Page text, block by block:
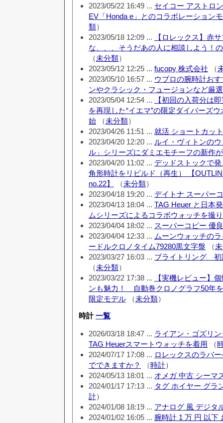
2023/05/22 16:49 ... セイコー アストロ
EV「Honda e」とのコラボレーション
類）
2023/05/18 12:09 ...
【ロレックス】赤
な、、、そうだあの人に相談しよう！
（未分類）
2023/05/12 12:25 ... fucopy 株式会社 （
2023/05/10 16:57 ... ウブロの腕時計お
ンやクラシック・フュージョンなど厳選
2023/05/04 12:54 ...
【初回の入荷分は
を再現した“イエマ”の限定ダイバーズ
始 （未分類）
2023/04/26 11:51 ... 就活 ショートカット
2023/04/20 12:20 ... ルイ・ヴィトンの
ル」シリーズにダミエモチーフの新作
2023/04/20 11:02 ... デッドストックで
角形時計をリビルド（再生） 【
no.22】
（未分類）
2023/04/18 19:20 ... デイトナ スーパー
2023/04/13 18:04 ... TAG Heuer と日本
ムシリーズによるコラボウォッチを撮
2023/04/04 18:02 ... スーパーコピー 優
2023/04/04 12:33 ... ムーンウォッチの
ードルクロノタイム79280黒文字盤 （
2023/03/27 16:03 ... ブライトリング 初
（未分類）
2023/03/22 17:38 ...
【実機レビュー】
ンも魅力！ 自動巻クロノグラフ50年
限定モデル （未分類）
時計一覧
2026/03/18 18:47 ... ライアン・ゴズリ
TAG Heuerスマートウォッチを着用 （
2024/07/17 17:08 ... ロレックスのラバ
でできますか？
（時計）
2024/05/13 18:01 ... オメガ 中古 シーマ
2024/01/17 17:13 ... タグ ホイヤー グラ
計）
2024/01/08 18:19 ... アナログ 風 デジタ
2024/01/02 16:05 ... 腕時計 1 万 円 以下